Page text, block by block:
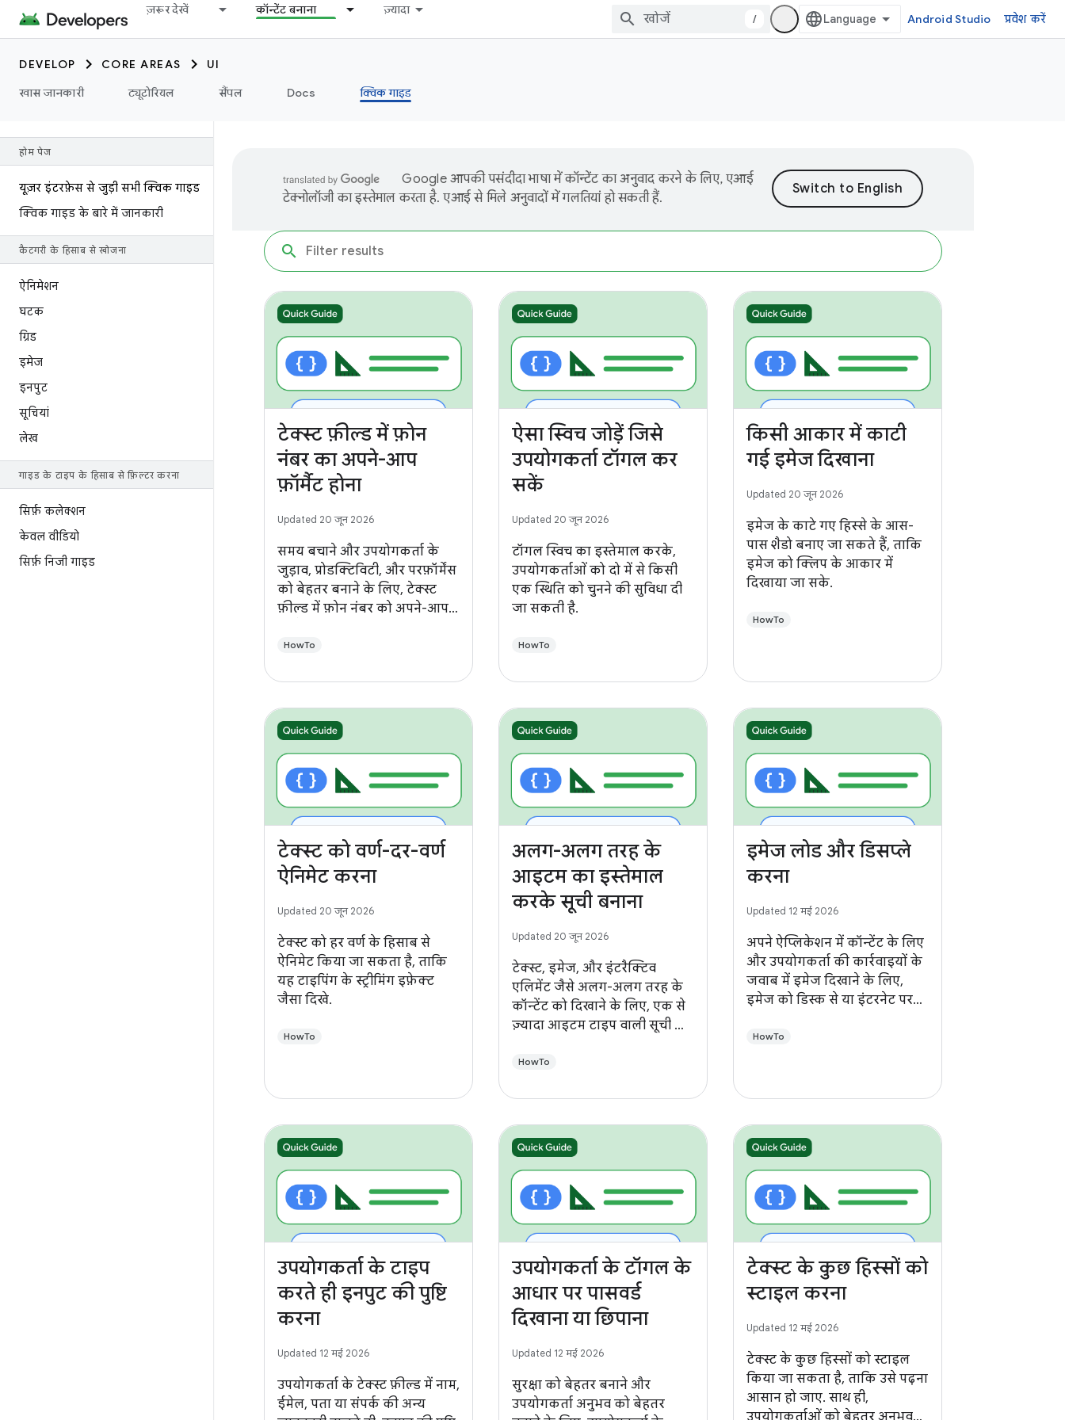
ज़रूर देखें कॉन्टेंट बनाना ज़्यादा
/ Android Studio प्रवेश करें
DEVELOP CORE AREAS
UI
खास जानकारी
ट्यूटोरियल सैंपल Docs क्विक गाइड
होम पेज
यूज़र इंटरफ़ेस से जुड़ी सभी क्विक गाइड
क्विक गाइड के बारे में जानकारी
कैटगरी के हिसाब से खोजना
ऐनिमेशन
घटक
ग्रिड
इमेज
इनपुट
सूचियां
लेख
गाइड के टाइप के हिसाब से फ़िल्टर करना
सिर्फ़ कलेक्शन
केवल वीडियो
सिर्फ़ निजी गाइड
Google आपकी पसंदीदा भाषा में कॉन्टेंट का अनुवाद करने के लिए, एआई
टेक्नोलॉजी का इस्तेमाल करता है. एआई से मिले अनुवादों में गलतियां हो सकती हैं.
टेक्स्ट फ़ील्ड में फ़ोन
नंबर का अपने-आप
फ़ॉर्मैट होना
Updated 20 जून 2026
समय बचाने और उपयोगकर्ता के
जुड़ाव, प्रोडक्टिविटी, और परफ़ॉर्मेंस
को बेहतर बनाने के लिए, टेक्स्ट
फ़ील्ड में फ़ोन नंबर को अपने-आप
HowTo
ऐसा स्विच जोड़ें जिसे
उपयोगकर्ता टॉगल कर
सकें
Updated 20 जून 2026
टॉगल स्विच का इस्तेमाल करके,
उपयोगकर्ताओं को दो में से किसी
एक स्थिति को चुनने की सुविधा दी
जा सकती है.
HowTo
किसी आकार में काटी
गई इमेज दिखाना
Updated 20 जून 2026
इमेज के काटे गए हिस्से के आस-
पास शैडो बनाए जा सकते हैं, ताकि
इमेज को क्लिप के आकार में
दिखाया जा सके.
HowTo
टेक्स्ट को वर्ण-दर-वर्ण
ऐनिमेट करना
Updated 20 जून 2026
टेक्स्ट को हर वर्ण के हिसाब से
ऐनिमेट किया जा सकता है, ताकि
यह टाइपिंग के स्ट्रीमिंग इफ़ेक्ट
जैसा दिखे.
HowTo
अलग-अलग तरह के
आइटम का इस्तेमाल
करके सूची बनाना
Updated 20 जून 2026
टेक्स्ट, इमेज, और इंटरैक्टिव
एलिमेंट जैसे अलग-अलग तरह के
कॉन्टेंट को दिखाने के लिए, एक से
ज़्यादा आइटम टाइप वाली सूची का
HowTo
इमेज लोड और डिसप्ले
करना
Updated 12 मई 2026
अपने ऐप्लिकेशन में कॉन्टेंट के लिए
और उपयोगकर्ता की कार्रवाइयों के
जवाब में इमेज दिखाने के लिए,
इमेज को डिस्क से या इंटरनेट पर
HowTo
उपयोगकर्ता के टाइप
करते ही इनपुट की पुष्टि
करना
Updated 12 मई 2026
उपयोगकर्ता के टेक्स्ट फ़ील्ड में नाम,
ईमेल, पता या संपर्क की अन्य
उपयोगकर्ता के टॉगल के
आधार पर पासवर्ड
दिखाना या छिपाना
Updated 12 मई 2026
सुरक्षा को बेहतर बनाने और
उपयोगकर्ता अनुभव को बेहतर
टेक्स्ट के कुछ हिस्सों को
स्टाइल करना
Updated 12 मई 2026
टेक्स्ट के कुछ हिस्सों को स्टाइल
किया जा सकता है, ताकि उसे पढ़ना
आसान हो जाए. साथ ही,
उपयोगकर्ताओं को बेहतर अनुभव